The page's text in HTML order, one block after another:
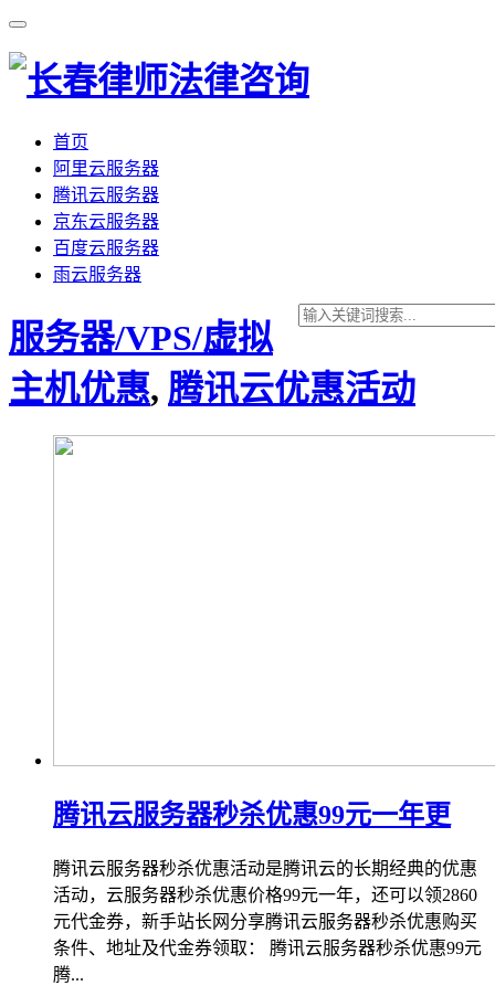
首页
阿里云服务器
腾讯云服务器
京东云服务器
百度云服务器
雨云服务器
服务器/VPS/虚拟
主机优惠, 腾讯云优惠活动
腾讯云服务器秒杀优惠99元一年更
腾讯云服务器秒杀优惠活动是腾讯云的长期经典的优惠
活动，云服务器秒杀优惠价格99元一年，还可以领2860
元代金券，新手站长网分享腾讯云服务器秒杀优惠购买
条件、地址及代金券领取： 腾讯云服务器秒杀优惠99元
腾...